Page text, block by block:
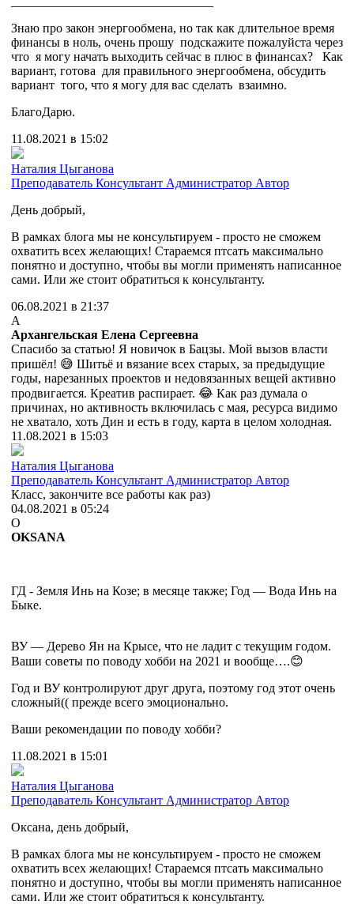
Знаю про закон энергообмена, но так как длительное время
финансы в ноль, очень прошу подскажите пожалуйста через
что я могу начать выходить сейчас в плюс в финансах? Как
вариант, готова для правильного энергообмена, обсудить
вариант того, что я могу для вас сделать взаимно.
БлагоДарю.
11.08.2021 в 15:02
Наталия Цыганова
Преподаватель Консультант Администратор Автор
День добрый,
В рамках блога мы не консультируем - просто не сможем
охватить всех желающих! Стараемся птсать максимально
понятно и доступно, чтобы вы могли применять написанное
сами. Или же стоит обратиться к консультанту.
06.08.2021 в 21:37
А
Архангельская Елена Сергеевна
Спасибо за статью! Я новичок в Бацзы. Мой вызов власти
пришёл! 😅 Шитьё и вязание всех старых, за предыдущие
годы, нарезанных проектов и недовязанных вещей активно
продвигается. Креатив распирает. 😂 Как раз думала о
причинах, но активность включилась с мая, ресурса видимо
не хватало, хоть Дин и есть в году, карта в целом холодная.
11.08.2021 в 15:03
Наталия Цыганова
Преподаватель Консультант Администратор Автор
Класс, закончите все работы как раз)
04.08.2021 в 05:24
O
OKSANA
ГД - Земля Инь на Козе; в месяце также; Год — Вода Инь на
Быке.
ВУ — Дерево Ян на Крысе, что не ладит с текущим годом.
Ваши советы по поводу хобби на 2021 и вообще….😊
Год и ВУ контролируют друг друга, поэтому год этот очень
сложный(( прежде всего эмоционально.
Ваши рекомендации по поводу хобби?
11.08.2021 в 15:01
Наталия Цыганова
Преподаватель Консультант Администратор Автор
Оксана, день добрый,
В рамках блога мы не консультируем - просто не сможем
охватить всех желающих! Стараемся птсать максимально
понятно и доступно, чтобы вы могли применять написанное
сами. Или же стоит обратиться к консультанту.